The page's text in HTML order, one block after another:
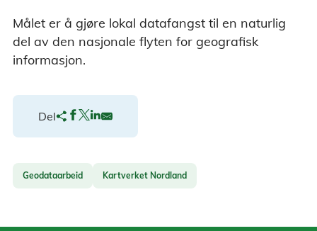
Målet er å gjøre lokal datafangst til en naturlig
del av den nasjonale flyten for geografisk
informasjon.
Del
Geodataarbeid Kartverket Nordland